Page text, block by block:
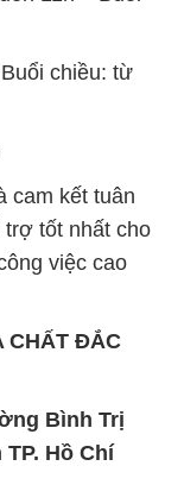
tốt nhất cho
việc cao
CHẤT ĐẮC
Bình Trị
Hồ Chí